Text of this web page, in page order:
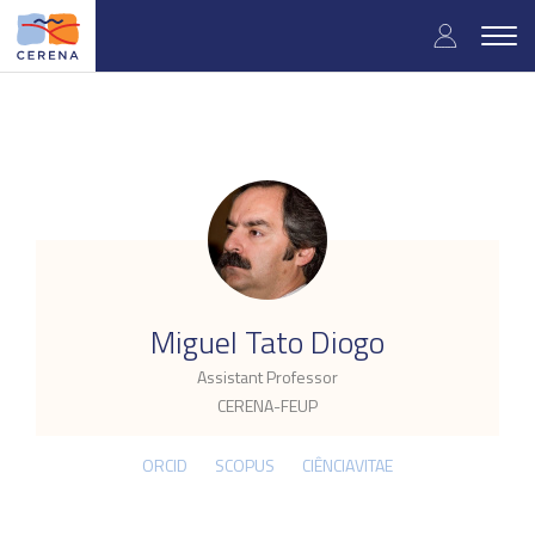
Skip
main
User
Miguel Tato Diogo
Assistant Professor
CERENA-FEUP
.
ORCID SCOPUS CIÊNCIAVITAE